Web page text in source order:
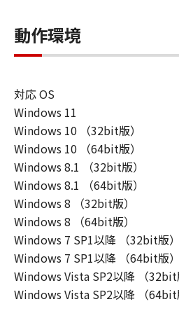
動作環境
対応 OS
Windows 11
Windows 10 （32bit版）
Windows 10 （64bit版）
Windows 8.1 （32bit版）
Windows 8.1 （64bit版）
Windows 8 （32bit版）
Windows 8 （64bit版）
Windows 7 SP1以降 （32bit版）
Windows 7 SP1以降 （64bit版）
Windows Vista SP2以降 （32bit
Windows Vista SP2以降 （64bit